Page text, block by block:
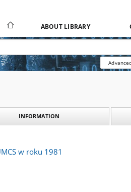
ABOUT LIBRARY
INFORMATION
w roku 1981